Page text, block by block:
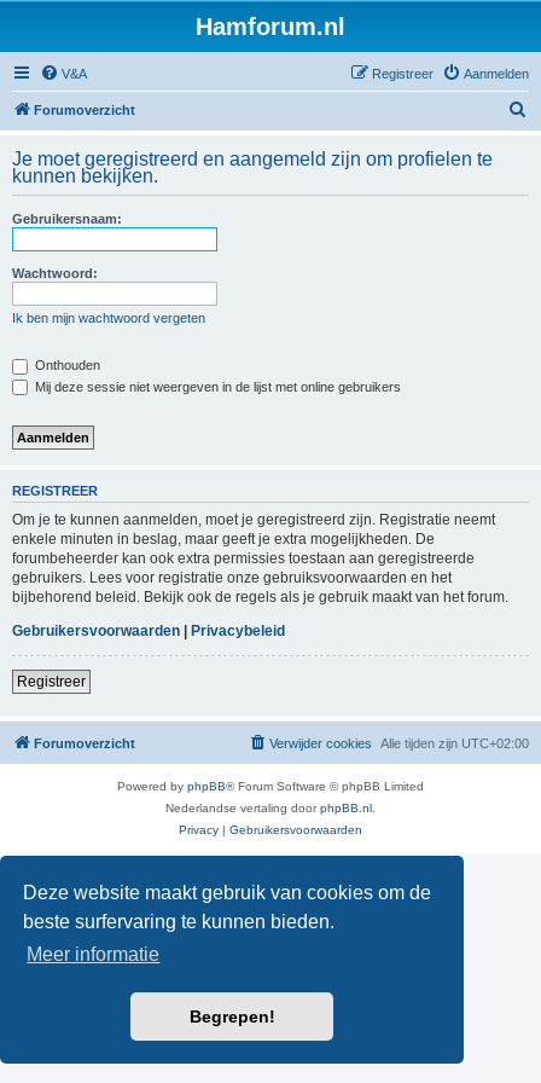
Deze website maakt gebruik van cookies om de
beste surfervaring te kunnen bieden.
Meer informatie
Begrepen!
Hamforum.nl
V&A Aanmelden
Registreer
Forumoverzicht
k
Je moet geregistreerd en aangemeld zijn om profielen te
kunnen bekijken.
Gebruikersnaam:
Wachtwoord:
Ik ben mijn wachtwoord vergeten
Onthouden
Mij deze sessie niet weergeven in de lijst met online gebruikers
REGISTREER
Om je te kunnen aanmelden, moet je geregistreerd zijn. Registratie neemt
enkele minuten in beslag, maar geeft je extra mogelijkheden. De
forumbeheerder kan ook extra permissies toestaan aan geregistreerde
gebruikers. Lees voor registratie onze gebruiksvoorwaarden en het
bijbehorend beleid. Bekijk ook de regels als je gebruik maakt van het forum.
Gebruikersvoorwaarden | Privacybeleid
Registreer
Forumoverzicht Alle tijden zijn UTC+02:00
Verwijder cookies
Powered by phpBB® Forum Software © phpBB Limited
Nederlandse vertaling doorphpBB.nl
Privacy | Gebruikersvoorwaarden